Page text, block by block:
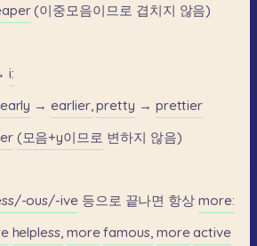
(이중모음이므로 겹치지 않음)
i:
early → earlier, pretty → prettier
(모음+y이므로 변하지 않음)
ous/-ive 등으로 끝나면 항상 more:
helpless, more famous, more active